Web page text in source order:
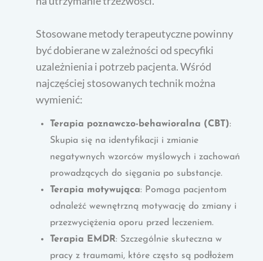
Stosowane metody terapeutyczne powinny
być dobierane w zależności od specyfiki
uzależnienia i potrzeb pacjenta. Wśród
najczęściej stosowanych technik można
wymienić:
Terapia poznawczo-behawioralna (CBT):
Skupia się na identyfikacji i zmianie
negatywnych wzorców myślowych i zachowań
prowadzących do sięgania po substancje.
Terapia motywująca: Pomaga pacjentom
odnaleźć wewnętrzną motywację do zmiany i
przezwyciężenia oporu przed leczeniem.
Terapia EMDR: Szczególnie skuteczna w
pracy z traumami, które często są podłożem